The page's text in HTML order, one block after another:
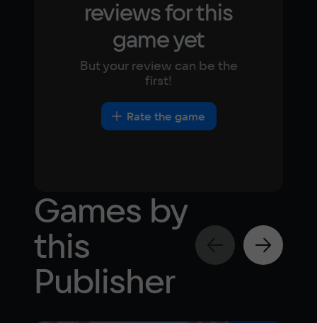
reviews for this
game yet
But your review can be the
first!
Rate the game
Games by
this
Publisher